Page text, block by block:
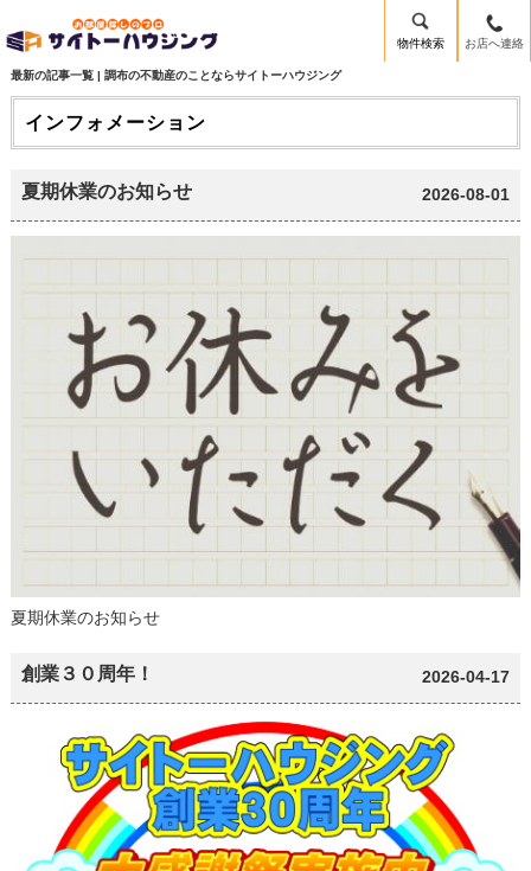
物件検索 お店へ連絡
最新の記事一覧 | 調布の不動産のことならサイトーハウジング
インフォメーション
夏期休業のお知らせ 2026-08-01
夏期休業のお知らせ
創業３０周年！ 2026-04-17